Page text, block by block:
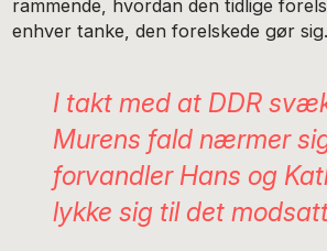
rammende, hvordan den tidlige
enhver tanke, den forelskede gør sig.
I takt med at DDR
Murens fald nærmer
forvandler Hans og
lykke sig til det